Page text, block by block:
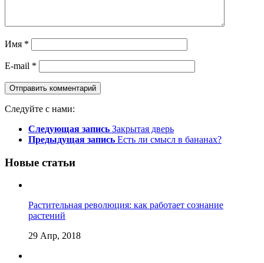
Имя *
E-mail *
Следуйте с нами:
Следующая запись Закрытая дверь
Предыдущая запись Есть ли смысл в бананах?
Новые статьи
Растительная революция: как работает сознание
растений
29 Апр, 2018